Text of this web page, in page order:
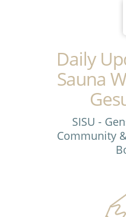
Daily
Sauna
SISU -
Community